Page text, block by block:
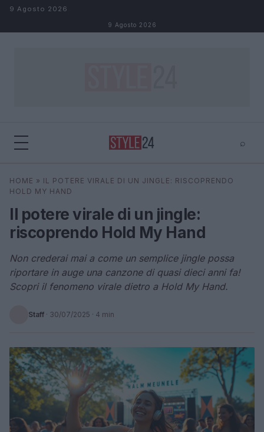
Salta al contenuto
9 Agosto 2026
9 Agosto 2026
⌕
Cerca ⌕
HOME » IL POTERE VIRALE DI UN JINGLE: RISCOPRENDO
HOLD MY HAND
Il potere virale di un jingle:
riscoprendo Hold My Hand
Non crederai mai a come un semplice jingle possa
riportare in auge una canzone di quasi dieci anni fa!
Scopri il fenomeno virale dietro a Hold My Hand.
Staff · 30/07/2025 · 4 min